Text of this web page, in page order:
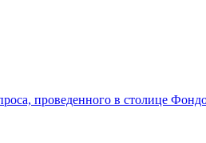
проведенного в столице